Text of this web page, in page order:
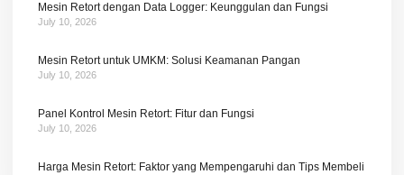
Mesin Retort dengan Data Logger: Keunggulan dan Fungsi
July 10, 2026
Mesin Retort untuk UMKM: Solusi Keamanan Pangan
July 10, 2026
Panel Kontrol Mesin Retort: Fitur dan Fungsi
July 10, 2026
Harga Mesin Retort: Faktor yang Mempengaruhi dan Tips Membeli